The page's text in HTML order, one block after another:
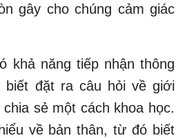
gây cho chúng cảm giác
khả năng tiếp nhận thông
đặt ra câu hỏi về giới
sẻ một cách khoa học.
về bản thân, từ đó biết